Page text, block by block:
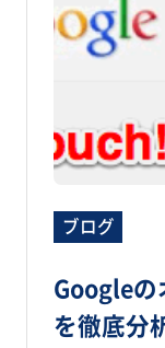
ブログ
Googleの
を徹底分